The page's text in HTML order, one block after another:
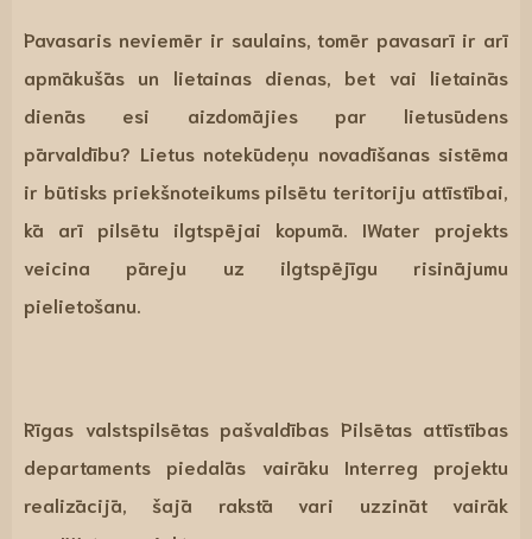
Pavasaris neviemēr ir saulains, tomēr pavasarī ir arī
apmākušās un lietainas dienas, bet vai lietainās
dienās esi aizdomājies par lietusūdens
pārvaldību? Lietus notekūdeņu novadīšanas sistēma
ir būtisks priekšnoteikums pilsētu teritoriju attīstībai,
kā arī pilsētu ilgtspējai kopumā. IWater projekts
veicina pāreju uz ilgtspējīgu risinājumu
pielietošanu.
Rīgas valstspilsētas pašvaldības Pilsētas attīstības
departaments piedalās vairāku Interreg projektu
realizācijā, šajā rakstā vari uzzināt vairāk